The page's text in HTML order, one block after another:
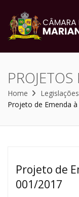
Home Legislações
Projeto de Emenda
Projeto de
001/2017